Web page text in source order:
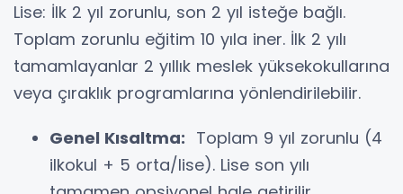
Lise: İlk 2 yıl zorunlu, son 2 yıl isteğe bağlı.
Toplam zorunlu eğitim 10 yıla iner. İlk 2 yılı
tamamlayanlar 2 yıllık meslek yüksekokullarına
veya çıraklık programlarına yönlendirilebilir.
Genel Kısaltma: Toplam 9 yıl zorunlu (4
ilkokul + 5 orta/lise). Lise son yılı